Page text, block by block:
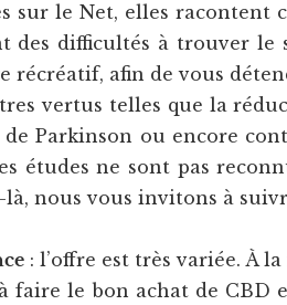
sur le Net, elles racontent
difficultés à trouver le
récréatif, afin de vous
vertus telles que la
Parkinson ou encore
ne sont pas
là, nous vous invitons à
: l’offre est très variée. À
le bon achat de CBD